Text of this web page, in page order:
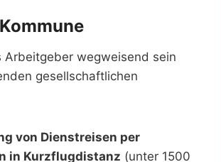
Arbeitgeber wegweisend sein
gesellschaftlichen
von Dienstreisen per
in Kurzflugdistanz (unter 1500